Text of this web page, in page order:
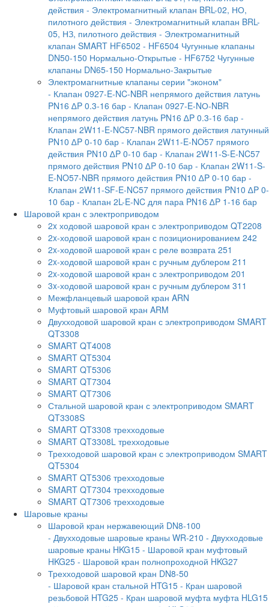
действия - Электромагнитный клапан BRL-02, НО,
пилотного действия - Электромагнитный клапан BRL-
05, НЗ, пилотного действия - Электромагнитный
клапан SMART HF6502 - HF6504 Чугунные клапаны
DN50-150 Нормально-Открытые - HF6752 Чугунные
клапаны DN65-150 Нормально-Закрытые
Электромагнитные клапаны серии "эконом"
- Клапан 0927-E-NC-NBR непрямого действия латунь
PN16 ∆P 0.3-16 бар - Клапан 0927-E-NО-NBR
непрямого действия латунь PN16 ∆P 0.3-16 бар -
Клапан 2W11-E-NC57-NBR прямого действия латунный
PN10 ∆P 0-10 бар - Клапан 2W11-E-NO57 прямого
действия PN10 ∆P 0-10 бар - Клапан 2W11-S-E-NC57
прямого действия PN10 ∆P 0-10 бар - Клапан 2W11-S-
E-NO57-NBR прямого действия PN10 ∆P 0-10 бар -
Клапан 2W11-SF-E-NC57 прямого действия PN10 ∆P 0-
10 бар - Клапан 2L-E-NC для пара PN16 ∆P 1-16 бар
Шаровой кран с электроприводом
2x ходовой шаровой кран с электроприводом QT2208
2x-ходовой шаровой кран с позиционированием 242
2x-ходовой шаровой кран с реле возврата 251
2x-ходовой шаровой кран с ручным дублером 211
2x-ходовой шаровой кран с электроприводом 201
3x-ходовой шаровой кран с ручным дублером 311
Межфланцевый шаровой кран ARN
Муфтовый шаровой кран ARM
Двухходовой шаровой кран с электроприводом SMART
QT3308
SMART QT4008
SMART QT5304
SMART QT5306
SMART QT7304
SMART QT7306
Стальной шаровой кран с электроприводом SMART
QT3308S
SMART QT3308 трехходовые
SMART QT3308L трехходовые
Трехходовой шаровой кран с электроприводом SMART
QT5304
SMART QT5306 трехходовые
SMART QT7304 трехходовые
SMART QT7306 трехходовые
Шаровые краны
Шаровой кран нержавеющий DN8-100
- Двухходовые шаровые краны WR-210 - Двухходовые
шаровые краны HKG15 - Шаровой кран муфтовый
HKG25 - Шаровой кран полнопроходной HKG27
Трехходовой шаровой кран DN8-50
- Шаровой кран стальной HTG15 - Кран шаровой
резьбовой HTG25 - Кран шаровой муфта муфта HLG15